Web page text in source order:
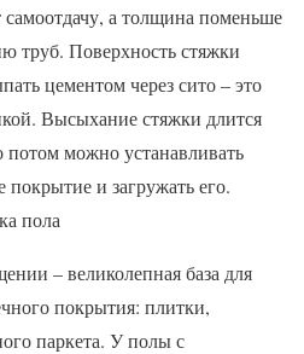
самоотдачу, а толщина поменьше
труб. Поверхность стяжки
цементом через сито – это
Высыхание стяжки длится
потом можно устанавливать
покрытие и загружать его.
пола
– великолепная база для
покрытия: плитки,
паркета. У полы с